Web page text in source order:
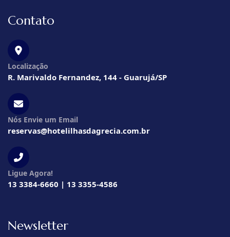
Contato
Localização
R. Marivaldo Fernandez, 144 - Guarujá/SP
Nós Envie um Email
reservas@hotelilhasdagrecia.com.br
Ligue Agora!
13 3384-6660 | 13 3355-4586
Newsletter